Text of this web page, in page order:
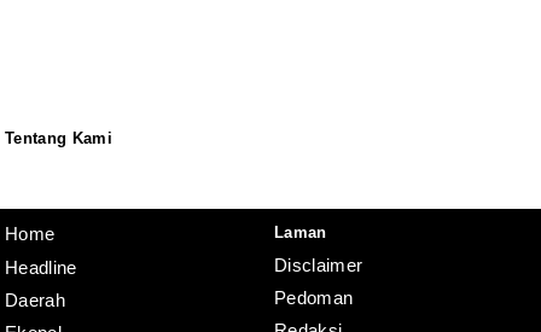
Tentang Kami
Home
Headline
Daerah
Laman
Disclaimer
Pedoman